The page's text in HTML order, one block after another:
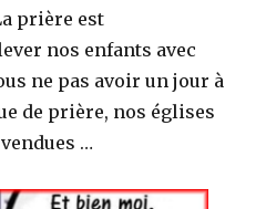
prière est
nos enfants avec
ne pas avoir un jour à
de prière, nos églises
…